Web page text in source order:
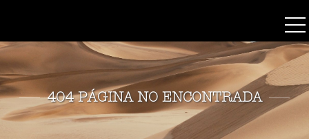
404 PÁGINA NO ENCONTRADA